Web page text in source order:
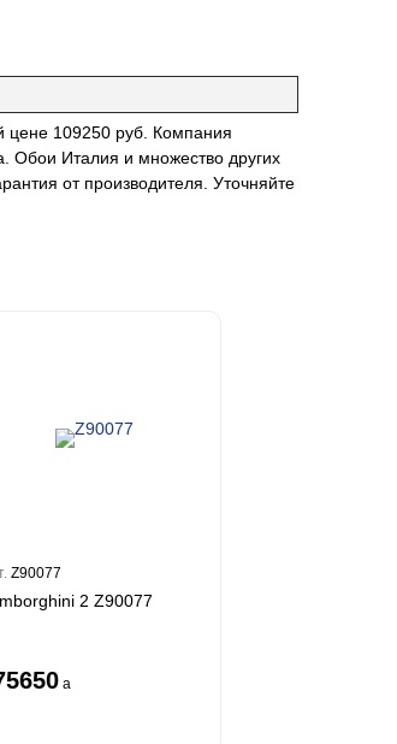
цене 109250 руб. Компания
Обои Италия и множество других
от производителя. Уточняйте
Z90077
2 Z90077
a